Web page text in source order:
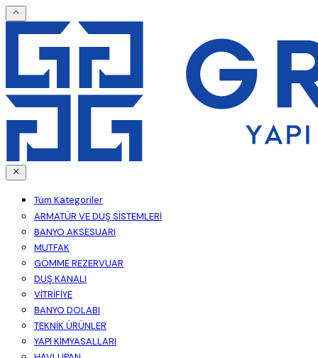
Tüm Kategoriler
ARMATÜR VE DUŞ SİSTEMLERİ
BANYO AKSESUARI
MUTFAK
GÖMME REZERVUAR
DUŞ KANALI
VİTRİFİYE
BANYO DOLABI
TEKNİK ÜRÜNLER
YAPI KİMYASALLARI